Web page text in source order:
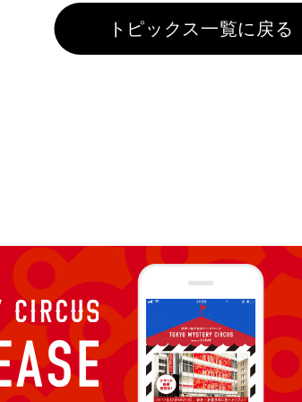
トピックス一覧に戻る